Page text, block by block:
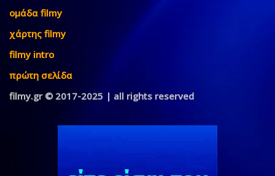
ομάδα filmy
χάρτης filmy
filmy intro
πρώτη σελίδα
filmy.gr © 2017-2025 | all rights reserved